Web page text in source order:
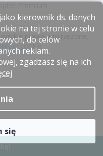
kierownik ds. danych
na tej stronie w celu
do celów
reklam.
zgadzasz się na ich
się
prawa zastrzeżone.
cookie